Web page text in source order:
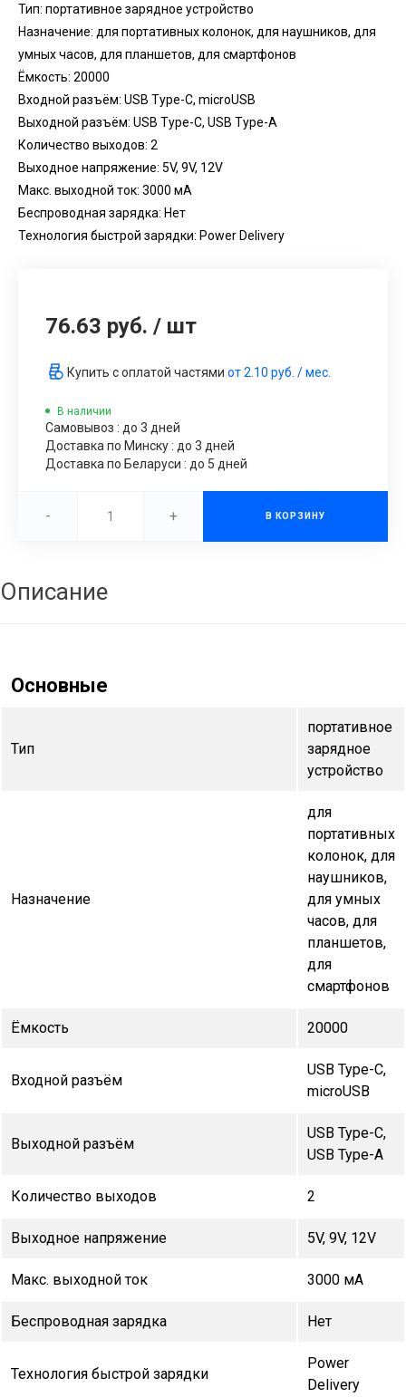
Тип: портативное зарядное устройство
Назначение: для портативных колонок, для наушников, для
умных часов, для планшетов, для смартфонов
Ёмкость: 20000
Входной разъём: USB Type-C, microUSB
Выходной разъём: USB Type-C, USB Type-A
Количество выходов: 2
Выходное напряжение: 5V, 9V, 12V
Макс. выходной ток: 3000 мА
Беспроводная зарядка: Нет
Технология быстрой зарядки: Power Delivery
76.63 руб. / шт
Купить с оплатой частями от2.10 руб. / мес.
В наличии
Самовывоз : до 3 дней
Доставка по Минску : до 3 дней
Доставка по Беларуси : до 5 дней
- + В КОРЗИНУ
Описание
Основные
Тип
портативное
зарядное
устройство
Назначение
для
портативных
колонок, для
наушников,
для умных
часов, для
планшетов,
для
смартфонов
Ёмкость 20000
Входной разъём
USB Type-C,
microUSB
Выходной разъём
USB Type-C,
USB Type-A
Количество выходов 2
Выходное напряжение 5V, 9V, 12V
Макс. выходной ток 3000 мА
Беспроводная зарядка Нет
Технология быстрой зарядки
Power
Delivery